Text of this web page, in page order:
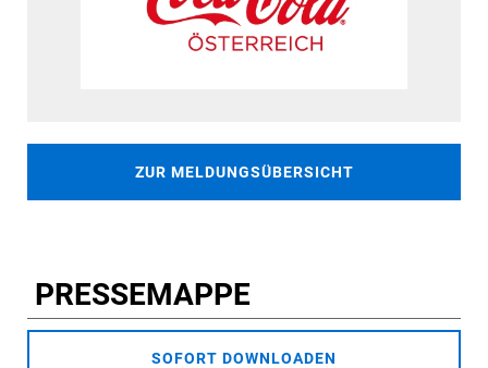
ZUR MELDUNGSÜBERSICHT
PRESSEMAPPE
SOFORT DOWNLOADEN